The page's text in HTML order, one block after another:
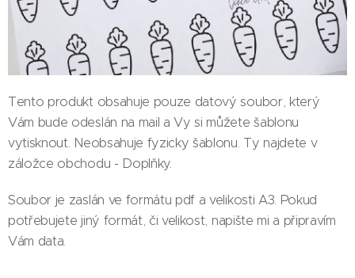
Tento produkt obsahuje pouze datový soubor, který
Vám bude odeslán na mail a Vy si můžete šablonu
vytisknout. Neobsahuje fyzicky šablonu. Ty najdete v
záložce obchodu - Doplňky.
Soubor je zaslán ve formátu pdf a velikosti A3. Pokud
potřebujete jiný formát, či velikost, napište mi a připravím
Vám data.